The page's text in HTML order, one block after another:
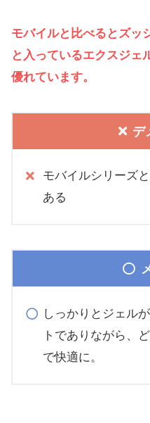
モバイルと比べるとズッ
と入っているエクスジェ
優れています。
デ
モバイルシリーズ
ある
しっかりとジェル
トでありながら、
で快適に。